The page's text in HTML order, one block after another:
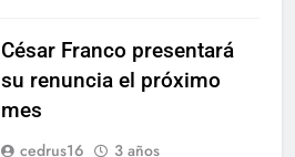
César Franco presentará
su renuncia el próximo
mes
cedrus16
3 años